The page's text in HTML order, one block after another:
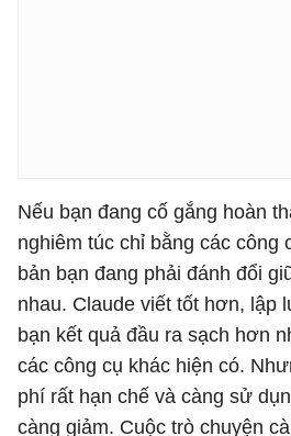
Nếu bạn đang cố gắng hoàn
nghiêm túc chỉ bằng các công
bản bạn đang phải đánh đổi
nhau. Claude viết tốt hơn, lập
bạn kết quả đầu ra sạch hơn
các công cụ khác hiện có.
phí rất hạn chế và càng sử
càng giảm. Cuộc trò chuyện